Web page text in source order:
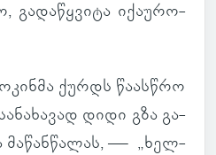
გა­და­წყვიტა იქა­უ­რო­
ქურდს წა­ას­წრო
დიდი გზა გა­
მა­წან­წა­ლას, — „ხელ­